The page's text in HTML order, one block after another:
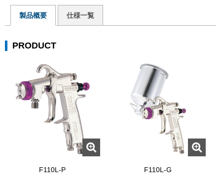
製品概要 仕様一覧
PRODUCT
F110L-P F110L-G